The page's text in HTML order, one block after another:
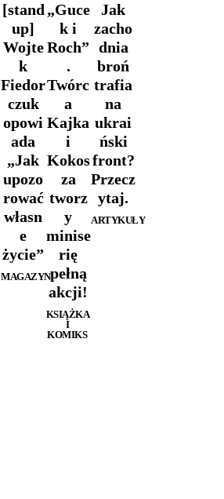
[stand
up]
Wojte
k
Fiedor
czuk
opowi
ada
„Jak
upozo
rować
własn
e
życie”
MAGAZYN
„Guce
k i
Roch”
.
Twórc
a
Kajka
i
Kokos
za
tworz
y
minise
rię
pełną
akcji!
KSIĄŻKA
I
KOMIKS
Jak
zacho
dnia
broń
trafia
na
ukrai
ński
front?
Przecz
ytaj.
ARTYKUŁY